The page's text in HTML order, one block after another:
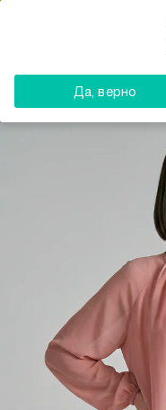
Да, верно
Магазин